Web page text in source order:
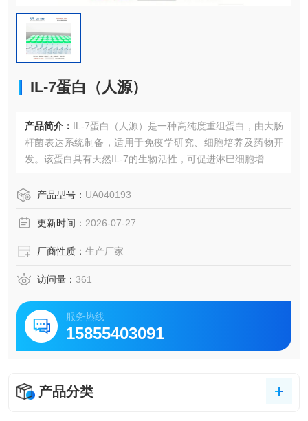
IL-7蛋白（人源）
产品简介： IL-7蛋白（人源）是一种高纯度重组蛋白，由大肠
杆菌表达系统制备，适用于免疫学研究、细胞培养及药物开
发。该蛋白具有天然IL-7的生物活性，可促进淋巴细胞增殖与
产品型号： UA040193
更新时间： 2026-07-27
厂商性质： 生产厂家
访问量： 361
服务热线
15855403091
产品分类